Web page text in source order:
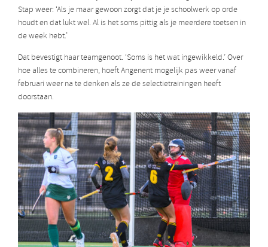
Stap weer: ‘Als je maar gewoon zorgt dat je je schoolwerk op orde
houdt en dat lukt wel. Al is het soms pittig als je meerdere toetsen in
de week hebt.’
Dat bevestigt haar teamgenoot. ‘Soms is het wat ingewikkeld.’ Over
hoe alles te combineren, hoeft Angenent mogelijk pas weer vanaf
februari weer na te denken als ze de selectietrainingen heeft
doorstaan.